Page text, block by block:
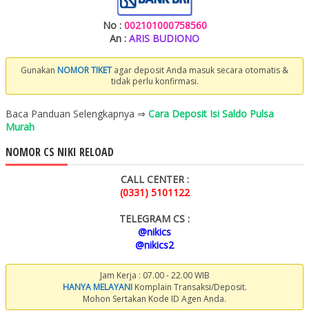
No : 002101000758560
An : ARIS BUDIONO
Gunakan NOMOR TIKET agar deposit Anda masuk secara otomatis &
tidak perlu konfirmasi.
Baca Panduan Selengkapnya ⇒ Cara Deposit Isi Saldo Pulsa
Murah
NOMOR CS NIKI RELOAD
CALL CENTER :
(0331) 5101122
TELEGRAM CS :
@nikics
@nikics2
Jam Kerja : 07.00 - 22.00 WIB
HANYA MELAYANIKomplain Transaksi/Deposit.
Mohon Sertakan Kode ID Agen Anda.